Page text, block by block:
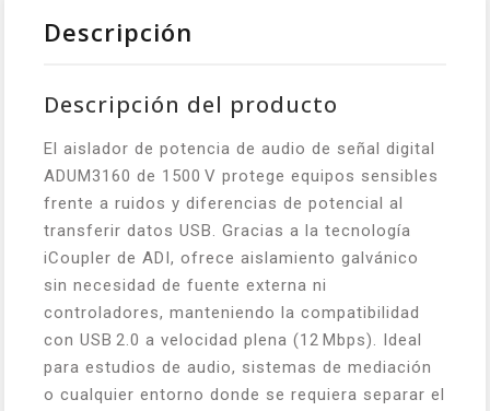
Descripción
Descripción del producto
El aislador de potencia de audio de señal digital
ADUM3160 de 1500 V protege equipos sensibles
frente a ruidos y diferencias de potencial al
transferir datos USB. Gracias a la tecnología
iCoupler de ADI, ofrece aislamiento galvánico
sin necesidad de fuente externa ni
controladores, manteniendo la compatibilidad
con USB 2.0 a velocidad plena (12 Mbps). Ideal
para estudios de audio, sistemas de mediación
o cualquier entorno donde se requiera separar el